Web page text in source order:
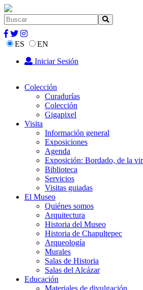
ES
EN
Iniciar Sesión
Colección
Curadurías
Colección
Gigapixel
Visita
Información general
Exposiciones
Agenda
Exposición: Bordado, de la
Biblioteca
Servicios
Visitas guiadas
El Museo
Quiénes somos
Arquitectura
Historia del Museo
Historia de Chapultepec
Arqueología
Murales
Salas de Historia
Salas del Alcázar
Educación
Materiales de divulgación